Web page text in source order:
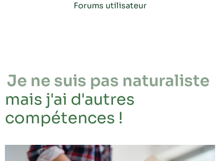
Forums utilisateur
Je ne suis pas naturaliste
mais j'ai d'autres
compétences !